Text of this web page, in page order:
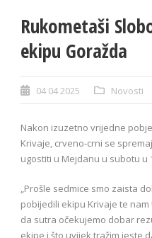
Rukometaši
ekipu Goražda
04 04 2025 Novosti
Nakon izuzetno vrijedne
Krivaje, crveno-crni se
ugostiti u Mejdanu u subotu u
„Prošle sedmice smo zaista
pobijedili ekipu Krivaje te
da sutra očekujemo dobar
ekipe i što uvijek tražim jeste